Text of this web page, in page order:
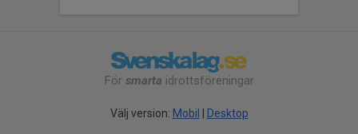
För smarta idrottsföreningar
Välj version: Mobil Desktop